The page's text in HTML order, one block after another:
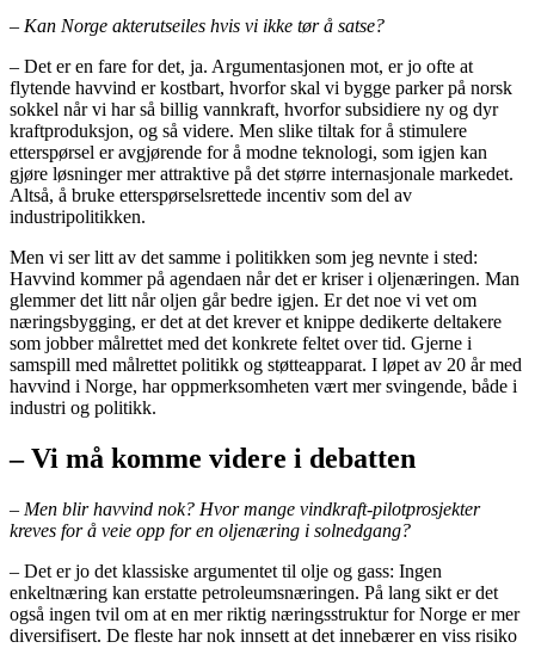
– Kan Norge akterutseiles hvis vi ikke tør å satse?
– Det er en fare for det, ja. Argumentasjonen mot, er jo ofte at
flytende havvind er kostbart, hvorfor skal vi bygge parker på norsk
sokkel når vi har så billig vannkraft, hvorfor subsidiere ny og dyr
kraftproduksjon, og så videre. Men slike tiltak for å stimulere
etterspørsel er avgjørende for å modne teknologi, som igjen kan
gjøre løsninger mer attraktive på det større internasjonale markedet.
Altså, å bruke etterspørselsrettede incentiv som del av
industripolitikken.
Men vi ser litt av det samme i politikken som jeg nevnte i sted:
Havvind kommer på agendaen når det er kriser i oljenæringen. Man
glemmer det litt når oljen går bedre igjen. Er det noe vi vet om
næringsbygging, er det at det krever et knippe dedikerte deltakere
som jobber målrettet med det konkrete feltet over tid. Gjerne i
samspill med målrettet politikk og støtteapparat. I løpet av 20 år med
havvind i Norge, har oppmerksomheten vært mer svingende, både i
industri og politikk.
– Vi må komme videre i debatten
– Men blir havvind nok? Hvor mange vindkraft-pilotprosjekter
kreves for å veie opp for en oljenæring i solnedgang?
– Det er jo det klassiske argumentet til olje og gass: Ingen
enkeltnæring kan erstatte petroleumsnæringen. På lang sikt er det
også ingen tvil om at en mer riktig næringsstruktur for Norge er mer
diversifisert. De fleste har nok innsett at det innebærer en viss risiko